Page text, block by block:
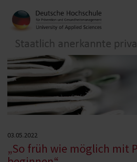
03.05.2022
„So früh wie möglich mit